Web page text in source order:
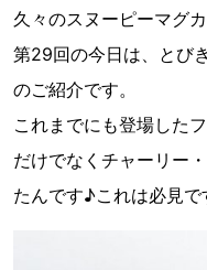
久々のスヌーピーマグ
第29回の今日は、とび
のご紹介です。
これまでにも登場した
だけでなくチャーリー
たんです♪これは必見で